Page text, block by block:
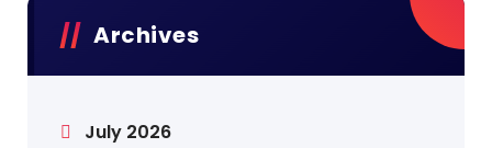
Archives
July 2026